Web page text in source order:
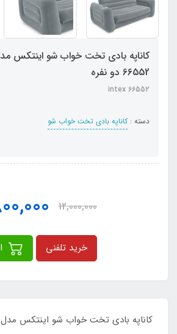
کاناپه بادی تخت خواب شو اینتکس
66552 دو نفره
intex 66552
دسته :کاناپه بادی تخت خواب شو
12,000,000
خرید تلفنی